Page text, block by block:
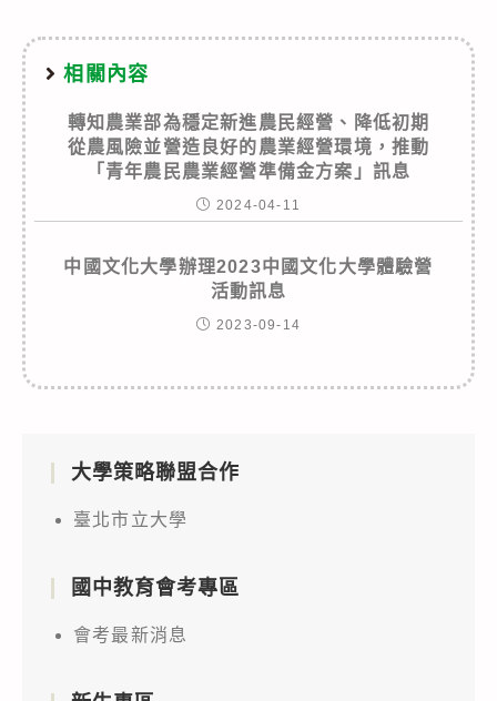
相關內容
轉知農業部為穩定新進農民經營、降低初期
從農風險並營造良好的農業經營環境，推動
「青年農民農業經營準備金方案」訊息
2024-04-11
中國文化大學辦理2023中國文化大學體驗營
活動訊息
2023-09-14
大學策略聯盟合作
臺北市立大學
國中教育會考專區
會考最新消息